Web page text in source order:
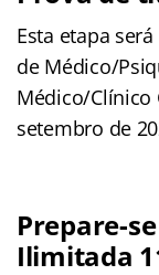
Esta etapa
de Médico/
Médico/Clínico
setembro de
Prepare-
Ilimitada